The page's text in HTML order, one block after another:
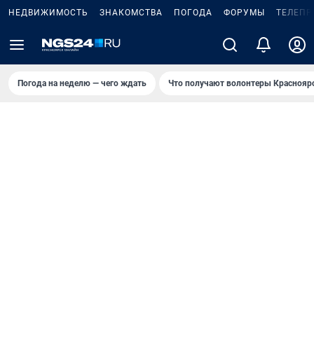
НЕДВИЖИМОСТЬ ЗНАКОМСТВА ПОГОДА ФОРУМЫ
Погода на неделю — чего ждать Что получают волонтеры